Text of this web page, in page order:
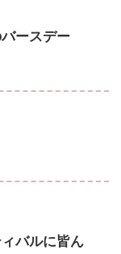
ースデー
バルに皆ん